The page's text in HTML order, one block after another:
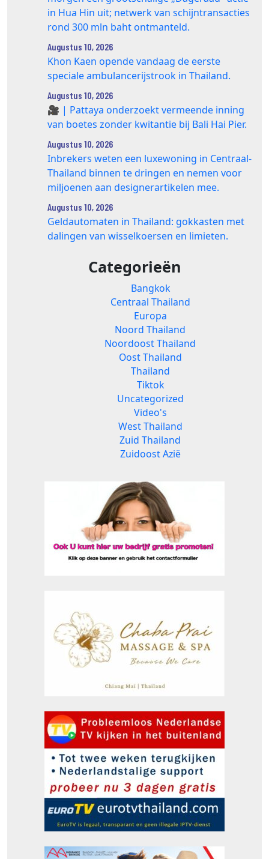
in Hua Hin uit; netwerk van schijntransacties
rond 300 mln baht ontmanteld.
Augustus 10, 2026
Khon Kaen opende vandaag de eerste
speciale ambulancerijstrook in Thailand.
Augustus 10, 2026
🎥 | Pattaya onderzoekt vermeende inning
van boetes zonder kwitantie bij Bali Hai Pier.
Augustus 10, 2026
Inbrekers weten een luxewoning in Centraal-
Thailand binnen te dringen en nemen voor
miljoenen aan designerartikelen mee.
Augustus 10, 2026
Geldautomaten in Thailand: gokkasten met
dalingen van wisselkoersen en limieten.
Categorieën
Bangkok
Centraal Thailand
Europa
Noord Thailand
Noordoost Thailand
Oost Thailand
Thailand
Tiktok
Uncategorized
Video's
West Thailand
Zuid Thailand
Zuidoost Azië